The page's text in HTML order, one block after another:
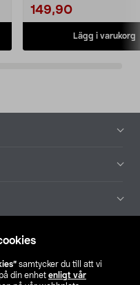
samtycker du till att vi
din enhet enligt vår
149,90
Lägg i varukorg